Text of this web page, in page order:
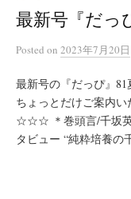
最新号『だっ
Posted on 2023年7月20日
最新号の『だっぴ』
ちょっとだけご案
☆☆☆ ＊巻頭言/千坂
タビュー “純粋培養の